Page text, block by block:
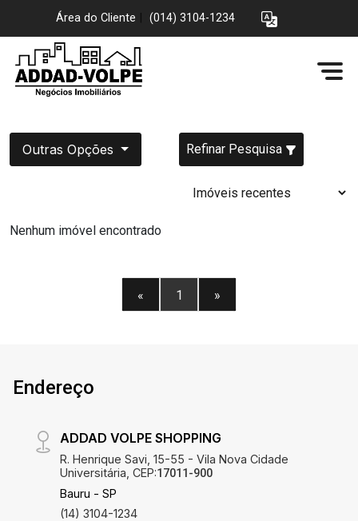
Área do Cliente (014) 3104-1234
Outras Opções Refinar Pesquisa
Nenhum imóvel encontrado
« 1 »
Endereço
ADDAD VOLPE SHOPPING
R. Henrique Savi, 15-55 - Vila Nova Cidade
Universitária, CEP:17011-900
Bauru - SP
(14) 3104-1234